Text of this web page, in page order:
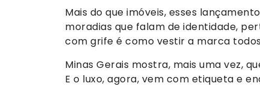
Mais do que imóveis, esses
moradias que falam de identidade,
com grife é como vestir a marca
Minas Gerais mostra, mais uma vez,
E o luxo, agora, vem com etiqueta e